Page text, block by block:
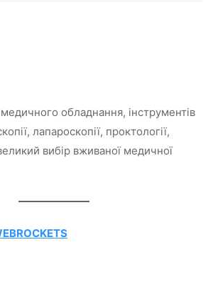
обладнання, інструментів
лапароскопії, проктології,
вибір вживаної медичної